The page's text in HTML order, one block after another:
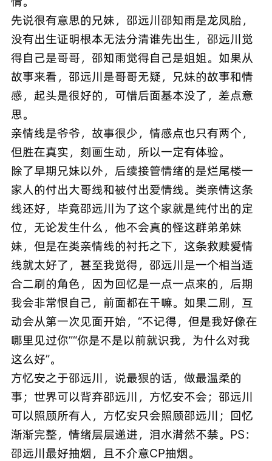
先说很有意思的兄妹，邵远川邵知雨是龙凤胎，
没有出生证明根本无法分清谁先出生，邵远川觉
得自己是哥哥，邵知雨觉得自己是姐姐。如果从
故事来看，邵远川是哥哥无疑，兄妹的故事和情
感，起头是很好的，可惜后面基本没了，差点意
思。
亲情线是爷爷，故事很少，情感点也只有两个，
但胜在真实，刻画生动，所以一定有体验。
除了早期兄妹以外，后续接管情绪的是烂尾楼一
家人的付出大哥线和被付出爱情线。类亲情这条
线还好，毕竟邵远川为了这个家就是纯付出的定
位，无论发生什么，他不会真的怪这群弟弟妹
妹，但是在类亲情线的衬托之下，这条救赎爱情
线就太好了，甚至我觉得，邵远川是一个相当适
合二刷的角色，因为回忆是一点一点来的，后期
我会非常恨自己，前面都在干嘛。如果二刷，互
动会从第一次见面开始，“不记得，但是我好像在
哪里见过你”“你是不是以前就识我，为什么对我
这么好”。
方忆安之于邵远川，说最狠的话，做最温柔的
事；世界可以背弃邵远川，方忆安不会；邵远川
可以照顾所有人，方忆安只会照顾邵远川；回忆
渐渐完整，情绪层层递进，泪水潸然不禁。PS：
邵远川最好抽烟，且不介意CP抽烟。